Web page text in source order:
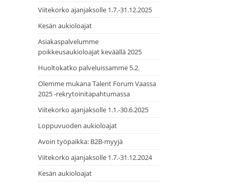
Viitekorko ajanjaksolle 1.7.-31.12.2025
Kesän aukioloajat
Asiakaspalvelumme
poikkeusaukioloajat keväällä 2025
Huoltokatko palveluissamme 5.2.
Olemme mukana Talent Forum Vaassa
2025 -rekrytoinitapahtumassa
Viitekorko ajanjaksolle 1.1.-30.6.2025
Loppuvuoden aukioloajat
Avoin työpaikka: B2B-myyjä
Viitekorko ajanjaksolle 1.7.-31.12.2024
Kesän aukioloajat